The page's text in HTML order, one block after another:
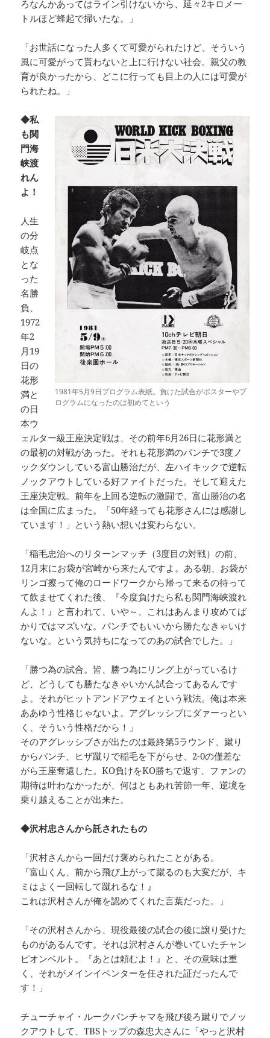
ろなんかあってはライン引けないから、延々2キロメー
トルほど蜂起で掃いたな。」
「お世話になった人多くて可愛がられたけど、そういう
風に可愛がって貰わないと上に行けない社会。親父の教
育が良かったから、どこに行っても目上の人には可愛が
られたね。」
1981年5月9日プログラム表紙。負けた試合がポスターやプ
ログラムになったのは初めてという
◆私
も関
門海
峡渡
れん
よ！
人生
の分
岐点
とな
った
名勝
負、
1972
年2
月19
日の
花形
満と
の日
本ウ
ェルター級王座決定戦は、その前年6月26日に花形満と
の最初の対戦があった。それも花形満のパンチで3度ノ
ックダウンしている富山勝治だが、左ハイキックで逆転
ノックアウトしている好ファイトだった。そして迎えた
王座決定戦。前年を上回る逆転の激闘で、富山勝治の名
は全国に広まった。「50年経っても花形さんには感謝し
ています！」という熱い想いは変わらない。
「稲毛忠治へのリターンマッチ（3度目の対戦）の前、
12月末にお袋が宮崎から来たんですよ。ある朝、お袋が
リンゴ擦って俺のロードワークから帰って来るの待って
て飲ませてくれた後、『今度負けたら私も関門海峡渡れ
んよ！』と言われて、いや～、これはあんまり攻めてば
かりではマズいな。パンチでもいいから勝たなきゃいけ
ないな。という気持ちになってのあの試合でした。」
「勝つ為の試合。皆、勝つ為にリング上がっているけ
ど、どうしても勝たなきゃいかん試合ってあるんです
よ。それがヒットアンドアウェイという戦法。俺は本来
ああゆう性格じゃないよ。アグレッシブにダァーっとい
く、そういう性格だから！」
そのアグレッシブさが出たのは最終第5ラウンド、蹴り
からパンチ、ヒザ蹴りで稲毛を下がらせ、2-0の僅差な
がら王座奪還した。KO負けをKO勝ちで返す、ファンの
期待は叶わなかったが、何はともあれ苦節一年、逆境を
乗り越えることが出来た。
◆沢村忠さんから託されたもの
「沢村さんから一回だけ褒められたことがある。
『富山くん、前から飛び上がって蹴るのも大変だが、キ
ミはよく一回転して蹴れるな！』
これは沢村さんが俺を認めてくれた言葉だった。」
「その沢村さんから、現役最後の試合の後に譲り受けた
ものがあるんです。それは沢村さんが巻いていたチャン
ピオンベルト。『あとは頼むよ！』と、その意味は重
く、それがメインイベンターを任された証だったんで
す！」
チューチャイ・ルークパンチャマを飛び後ろ蹴りでノッ
クアウトして、TBSトップの森忠大さんに「やっと沢村